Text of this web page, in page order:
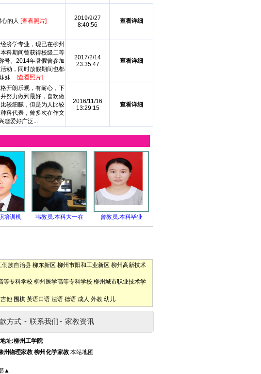
的人 [查看照片]
2019/9/27
8:40:56
查看详细
济学专业，现已在柳州
科期间曾获得校级二等
号。2014年暑假曾参加
动，同时放假期间也都
妹... [查看照片]
2017/2/14
23:35:47
查看详细
开朗乐观，有耐心，下
努力做到最好，喜欢做
较细腻，但是为人比较
科代表，曾多次在作文
趣爱好广泛...
2016/11/16
13:29:15
查看详细
培训机 韦教员.本科大一在 曾教员.本科毕业
侗族自治县 柳东新区 柳州市阳和工业新区 柳州高新技术
等专科学校 柳州医学高等专科学校 柳州城市职业技术学
吉他 围棋 英语口语 法语 德语 成人 外教 幼儿
方式 - 联系我们- 家教资讯
址:柳州工学院
州物理家教 柳州化学家教 本站地图
▲